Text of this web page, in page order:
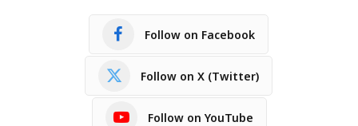
Follow on Facebook
Follow on X (Twitter)
Follow on YouTube